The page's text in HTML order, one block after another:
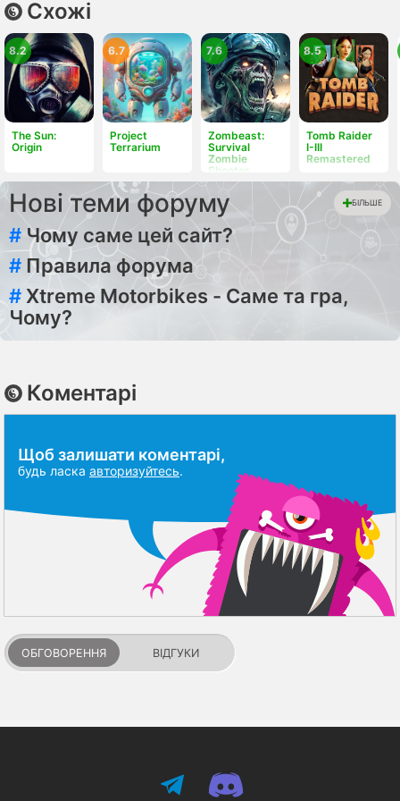
Схожі
The Sun:
Origin
8.2
Project
Terrarium
6.7
Zombeast:
Survival
Zombie
Shooter
7.6
Tomb Raider
I-III
Remastered
8.5
Нові теми форуму БІЛЬШЕ
# Чому саме цей сайт?
# Правила форума
# Xtreme Motorbikes - Саме та гра,
Чому?
Коментарі
Щоб залишати коментарі,
будь ласка авторизуйтесь.
ОБГОВОРЕННЯ ВІДГУКИ